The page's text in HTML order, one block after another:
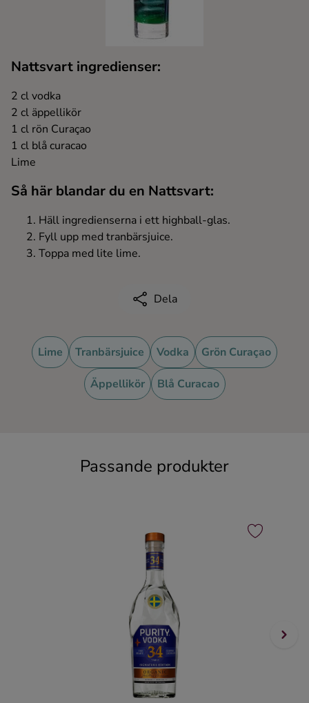
Konjak
Likör
Rom
Tequila
Vodka
Ingredienser
Nattsvart ingredienser:
2 cl vodka
2 cl äppellikör
1 cl rön Curaçao
1 cl blå curacao
Lime
Så här blandar du en Nattsvart:
Häll ingredienserna i ett highball-glas.
Fyll upp med tranbärsjuice.
Toppa med lite lime.
Dela
Lime Tranbärsjuice Vodka Grön Curaçao
Äppellikör Blå Curacao
Passande produkter